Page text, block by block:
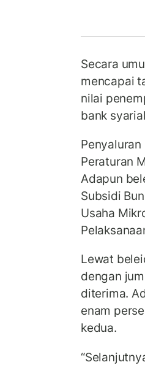
Secara
mencapai
nilai
bank
Peraturan
Adapun
Subsidi
Usaha
Lewat
dengan
diterima.
enam
kedua.